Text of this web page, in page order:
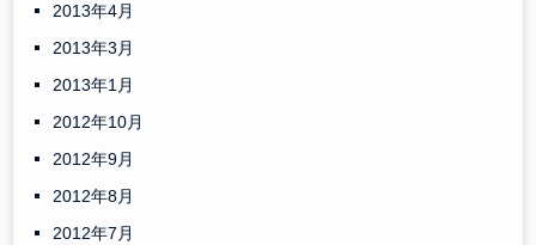
2013年4月
2013年3月
2013年1月
2012年10月
2012年9月
2012年8月
2012年7月